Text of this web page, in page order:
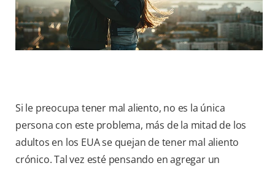
DONDE COMPRAR
PY (ES)
Si le preocupa tener mal aliento, no es la única
persona con este problema, más de la mitad de los
adultos en los EUA se quejan de tener mal aliento
crónico. Tal vez esté pensando en agregar un